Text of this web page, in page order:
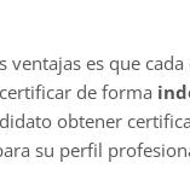
ventajas es que
de forma
obtener
su perfil